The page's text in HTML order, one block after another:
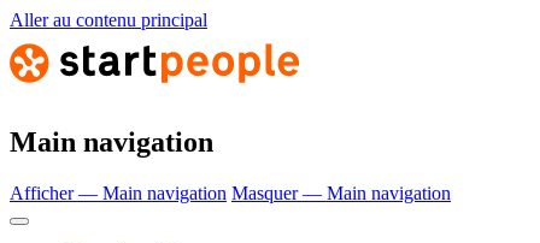
Aller au contenu principal
Main navigation
Afficher — Main navigation Masquer — Main navigation